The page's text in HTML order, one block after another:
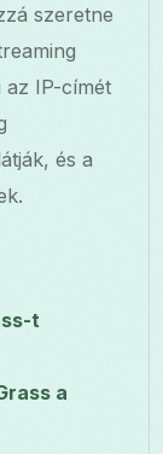
szeretne
az IP-címét
és a
t
a